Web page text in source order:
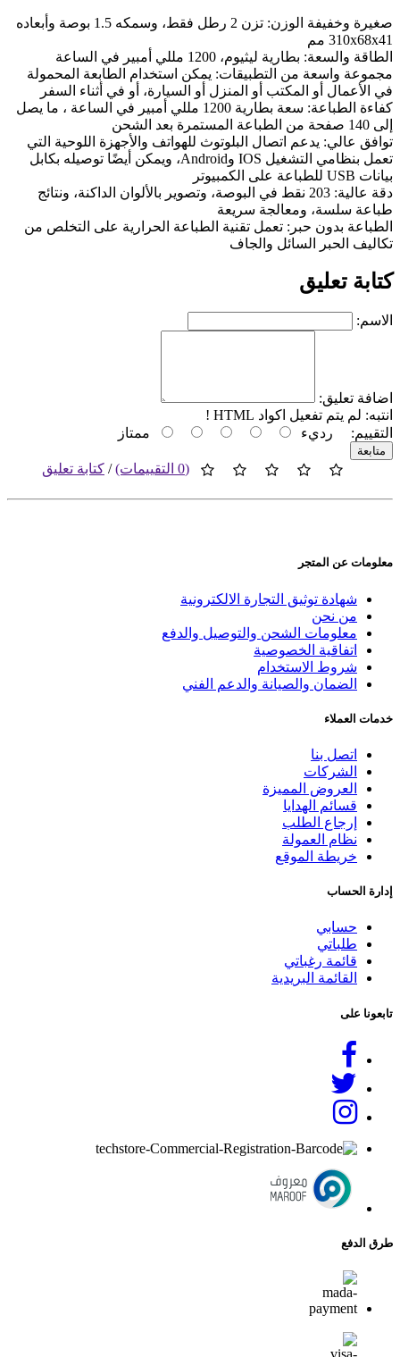
صغيرة وخفيفة الوزن: تزن 2 رطل فقط، وسمكه 1.5 بوصة وأبعاده
310x68x41 مم
الطاقة والسعة: بطارية ليثيوم، 1200 مللي أمبير في الساعة
مجموعة واسعة من التطبيقات: يمكن استخدام الطابعة المحمولة
في الأعمال أو المكتب أو المنزل أو السيارة، أو في أثناء السفر
كفاءة الطباعة: سعة بطارية 1200 مللي أمبير في الساعة ، ما يصل
إلى 140 صفحة من الطباعة المستمرة بعد الشحن
توافق عالي: يدعم اتصال البلوتوث للهواتف والأجهزة اللوحية التي
تعمل بنظامي التشغيل IOS وAndroid، ويمكن أيضًا توصيله بكابل
بيانات USB للطباعة على الكمبيوتر
دقة عالية: 203 نقط في البوصة، وتصوير بالألوان الداكنة، ونتائج
طباعة سلسة، ومعالجة سريعة
الطباعة بدون حبر: تعمل تقنية الطباعة الحرارية على التخلص من
تكاليف الحبر السائل والجاف
كتابة تعليق
الاسم:
اضافة تعليق:
انتبه: لم يتم تفعيل اكواد HTML !
التقييم: رديء ممتاز
متابعة
(0 التقييمات) / كتابة تعليق
معلومات عن المتجر
شهادة توثيق التجارة الالكترونية
من نحن
معلومات الشحن والتوصيل والدفع
اتفاقية الخصوصية
شروط الاستخدام
الضمان والصيانة والدعم الفني
خدمات العملاء
اتصل بنا
الشركات
العروض المميزة
قسائم الهدايا
إرجاع الطلب
نظام العمولة
خريطة الموقع
إدارة الحساب
حسابي
طلباتي
قائمة رغباتي
القائمة البريدية
تابعونا على
طرق الدفع